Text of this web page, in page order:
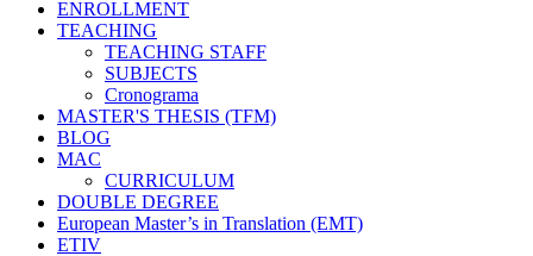
ENROLLMENT
TEACHING
TEACHING STAFF
SUBJECTS
Cronograma
MASTER'S THESIS (TFM)
BLOG
MAC
CURRICULUM
DOUBLE DEGREE
European Master’s in Translation (EMT)
ETIV